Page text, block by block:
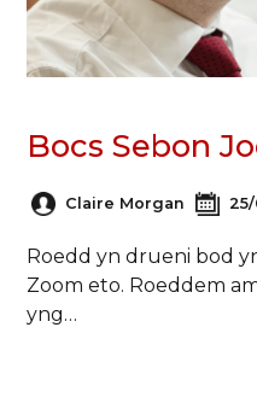
Bocs Sebon
Claire Morgan
Roedd yn drueni bod
Zoom eto. Roeddem
yng…